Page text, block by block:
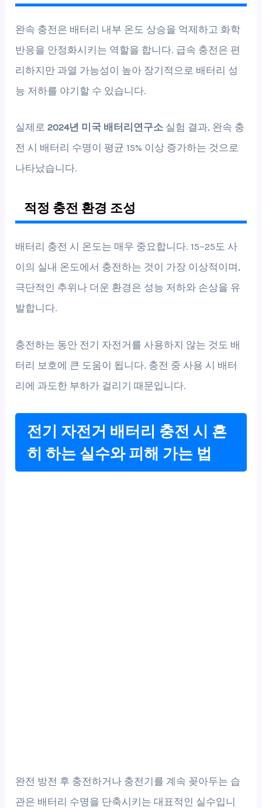
완속 충전은 배터리 내부 온도 상승을 억제하고 화학
반응을 안정화시키는 역할을 합니다. 급속 충전은 편
리하지만 과열 가능성이 높아 장기적으로 배터리 성
능 저하를 야기할 수 있습니다.
실제로2024년 미국 배터리연구소 실험 결과, 완속 충
전 시 배터리 수명이 평균 15% 이상 증가하는 것으로
나타났습니다.
적정 충전 환경 조성
배터리 충전 시 온도는 매우 중요합니다. 15~25도 사
이의 실내 온도에서 충전하는 것이 가장 이상적이며,
극단적인 추위나 더운 환경은 성능 저하와 손상을 유
발합니다.
충전하는 동안 전기 자전거를 사용하지 않는 것도 배
터리 보호에 큰 도움이 됩니다. 충전 중 사용 시 배터
리에 과도한 부하가 걸리기 때문입니다.
전기 자전거 배터리 충전 시 흔
히 하는 실수와 피해 가는 법
완전 방전 후 충전하거나 충전기를 계속 꽂아두는 습
관은 배터리 수명을 단축시키는 대표적인 실수입니